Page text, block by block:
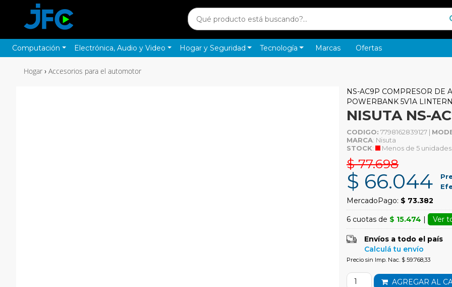
Computación Electrónica, Audio y Video Hogar y Seguridad Tecnología Marcas Ofertas
Hogar › Accesorios para el automotor
NS-AC9P COMPRESOR DE
POWERBANK 5V1A
NISUTA NS-
CODIGO: 7798162839127 |
MARCA: Nisuta
STOCK: Menos de 5 unidades.
$ 77.698
$ 66.044
MercadoPago: $ 73.382
6 cuotas de $ 15.474 | Ver
Envíos a todo el país
Calculá tu envío
Precio sin Imp. Nac. $ 59.768,33
AGREGAR AL